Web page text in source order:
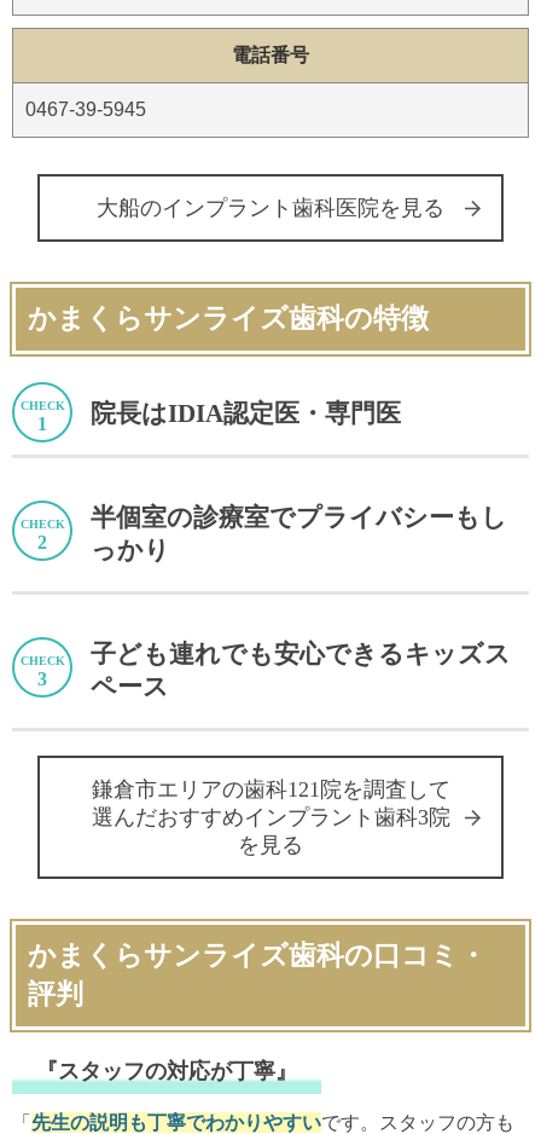
電話番号
0467-39-5945
大船のインプラント歯科医院を見る
かまくらサンライズ歯科の特徴
院長はIDIA認定医・専門医
半個室の診療室でプライバシーもし
っかり
子ども連れでも安心できるキッズス
ペース
鎌倉市エリアの歯科121院を調査して
選んだおすすめインプラント歯科3院
を見る
かまくらサンライズ歯科の口コミ・
評判
『スタッフの対応が丁寧』
「 先生の説明も丁寧でわかりやすいです。スタッフの方も